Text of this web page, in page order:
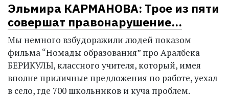
Эльмира КАРМАНОВА: Трое из пяти
совершат правонарушение…
Мы немного взбудоражили людей показом
фильма “Номады образования” про Аралбека
БЕРИКУЛЫ, классного учителя, который, имея
вполне приличные предложения по работе, уехал
в село, где 700 школьников и куча проблем.